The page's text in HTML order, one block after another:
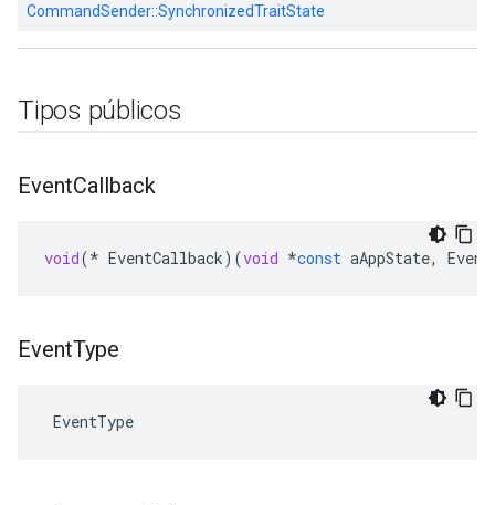
CommandSender::SynchronizedTraitState
Tipos públicos
EventCallback
void(* EventCallback)(void *const aAppState,
EventType
EventType